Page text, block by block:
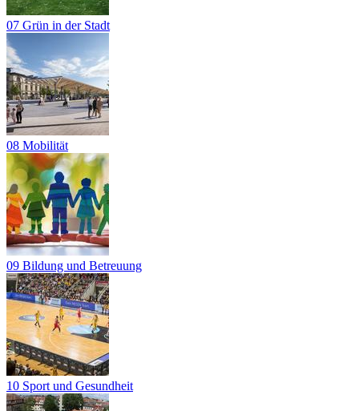
07 Grün in der Stadt
08 Mobilität
09 Bildung und Betreuung
10 Sport und Gesundheit